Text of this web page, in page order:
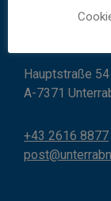
Hauptstraße 54
A-7371
+43 2616 8877